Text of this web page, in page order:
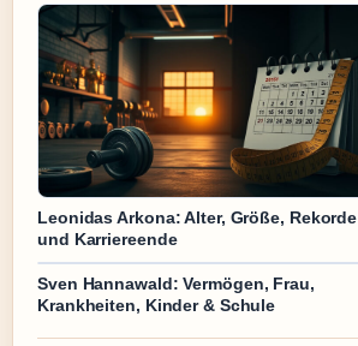
Leonidas Arkona: Alter, Größe, Rekorde
und Karriereende
Sven Hannawald: Vermögen, Frau,
Krankheiten, Kinder & Schule